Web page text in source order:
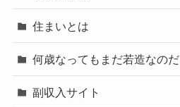
住まいとは
何歳なってもまだ若造なのだ
副収入サイト